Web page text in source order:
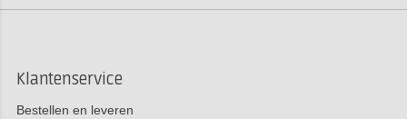
Klantenservice
Bestellen en leveren